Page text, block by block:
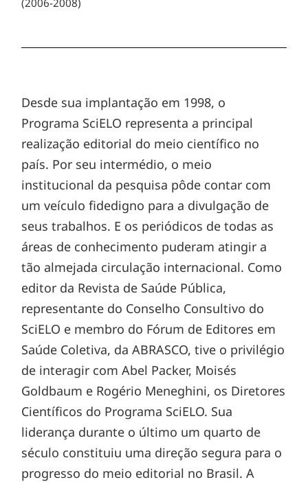
(2006-2008)
Desde sua implantação em 1998, o
Programa SciELO representa a principal
realização editorial do meio científico no
país. Por seu intermédio, o meio
institucional da pesquisa pôde contar com
um veículo fidedigno para a divulgação de
seus trabalhos. E os periódicos de todas as
áreas de conhecimento puderam atingir a
tão almejada circulação internacional. Como
editor da Revista de Saúde Pública,
representante do Conselho Consultivo do
SciELO e membro do Fórum de Editores em
Saúde Coletiva, da ABRASCO, tive o privilégio
de interagir com Abel Packer, Moisés
Goldbaum e Rogério Meneghini, os Diretores
Científicos do Programa SciELO. Sua
liderança durante o último um quarto de
século constituiu uma direção segura para o
progresso do meio editorial no Brasil. A